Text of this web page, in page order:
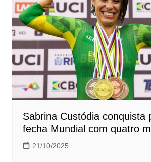
Sabrina Custódia conquista
fecha Mundial com quatro
21/10/2025